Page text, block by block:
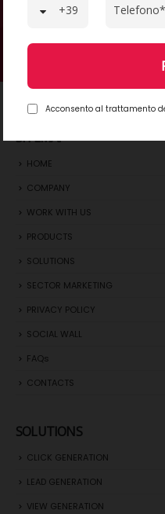
SCOPRI COSA TI
SITEMAP
HOME
COMPANY
WORK WITH US
PRODUCTS
SOLUTIONS
SECTOR MARKETING
PRIVACY POLICY
SOCIAL WALL
FAQs
CONTACTS
SOLUTIONS
CLICK GENERATION
LEAD GENERATION
VIEW GENERATION
Acconsento al trattamento